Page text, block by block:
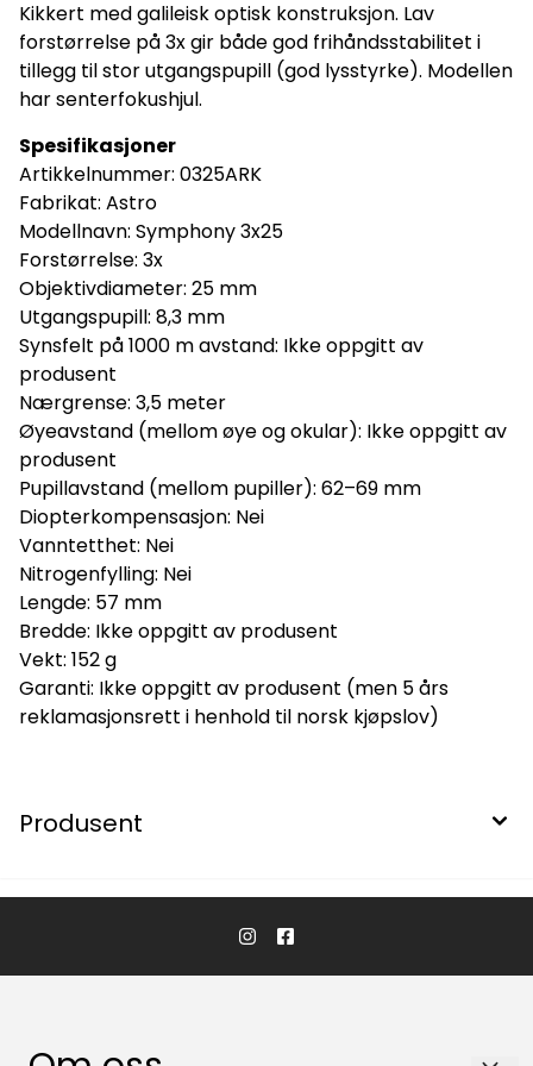
Kikkert med galileisk optisk konstruksjon. Lav
forstørrelse på 3x gir både god frihåndsstabilitet i
tillegg til stor utgangspupill (god lysstyrke). Modellen
har senterfokushjul.
Spesifikasjoner
Artikkelnummer: 0325ARK
Fabrikat: Astro
Modellnavn: Symphony 3x25
Forstørrelse: 3x
Objektivdiameter: 25 mm
Utgangspupill: 8,3 mm
Synsfelt på 1000 m avstand: Ikke oppgitt av
produsent
Nærgrense: 3,5 meter
Øyeavstand (mellom øye og okular): Ikke oppgitt av
produsent
Pupillavstand (mellom pupiller): 62–69 mm
Diopterkompensasjon: Nei
Vanntetthet: Nei
Nitrogenfylling: Nei
Lengde: 57 mm
Bredde: Ikke oppgitt av produsent
Vekt: 152 g
Garanti: Ikke oppgitt av produsent (men 5 års
reklamasjonsrett i henhold til norsk kjøpslov)
Produsent